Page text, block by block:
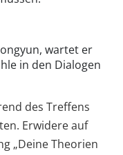
wartet er
in den Dialogen
des Treffens
Erwidere auf
„Deine Theorien